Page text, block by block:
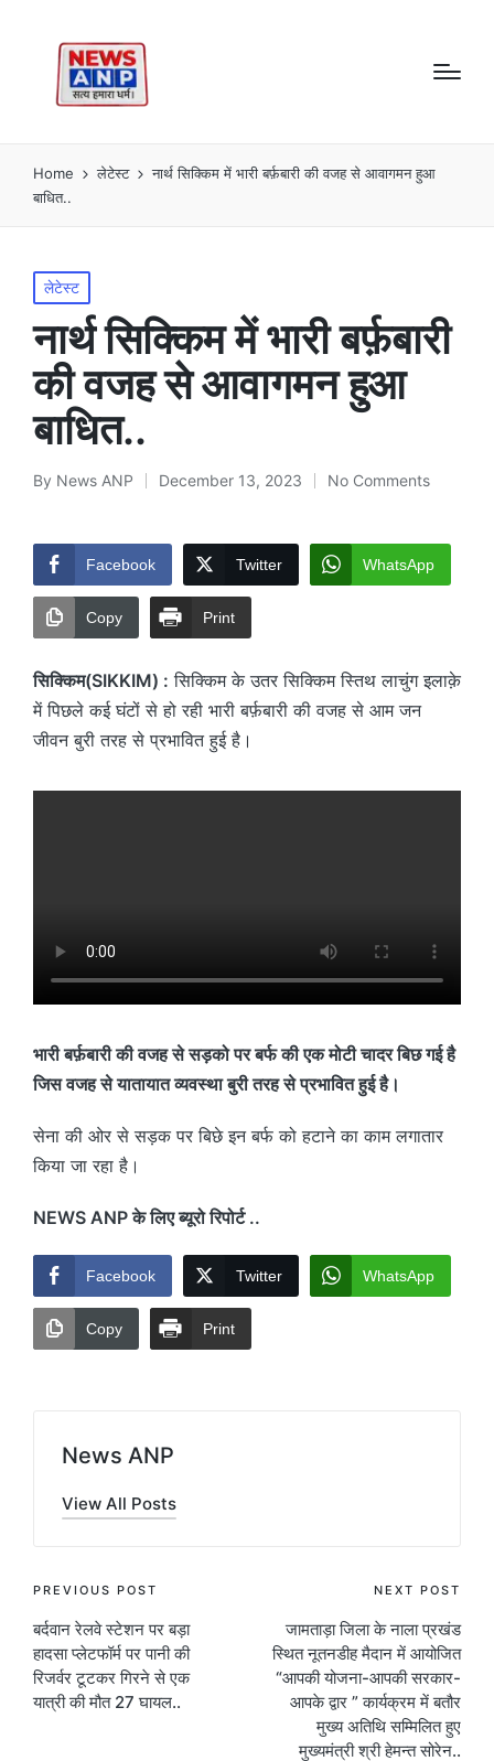
Home लेटेस्ट
नार्थ सिक्किम में भारी बर्फ़बारी की वजह से आवागमन हुआ
बाधित..
Posted
in
लेटेस्ट
नार्थ सिक्किम में भारी बर्फ़बारी
की वजह से आवागमन हुआ
बाधित..
Posted
By News ANP December 13, 2023 No Comments
Facebook Twitter WhatsApp
Copy Print
सिक्किम(SIKKIM) : सिक्किम के उतर सिक्किम स्तिथ लाचुंग इलाक़े
में पिछले कई घंटों से हो रही भारी बर्फ़बारी की वजह से आम जन
जीवन बुरी तरह से प्रभावित हुई है।
भारी बर्फ़बारी की वजह से सड़को पर बर्फ की एक मोटी चादर बिछ गई है
जिस वजह से यातायात व्यवस्था बुरी तरह से प्रभावित हुई है।
सेना की ओर से सड़क पर बिछे इन बर्फ को हटाने का काम लगातार
किया जा रहा है।
NEWS ANP के लिए ब्यूरो रिपोर्ट ..
Facebook Twitter WhatsApp
Copy Print
News ANP
View All Posts
Post
navigation
PREVIOUS POST
बर्दवान रेलवे स्टेशन पर बड़ा
हादसा प्लेटफॉर्म पर पानी की
रिजर्वर टूटकर गिरने से एक
यात्री की मौत 27 घायल..
NEXT POST
जामताड़ा जिला के नाला प्रखंड
स्थित नूतनडीह मैदान में आयोजित
“आपकी योजना-आपकी सरकार-
आपके द्वार ” कार्यक्रम में बतौर
मुख्य अतिथि सम्मिलित हुए
मुख्यमंत्री श्री हेमन्त सोरेन..